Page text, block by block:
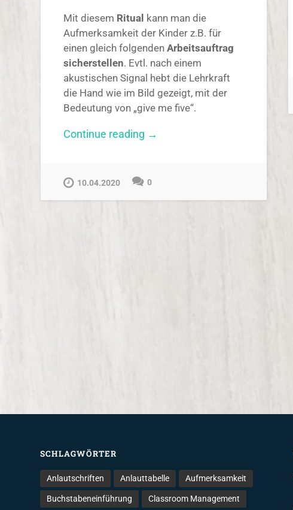
Mit diesem Ritual kann man die
Aufmerksamkeit der Kinder z.B. für
einen gleich folgendenArbeitsauftrag
sicherstellen. Evtl. nach einem
akustischen Signal hebt die Lehrkraft
die Hand wie im Bild gezeigt, mit der
Bedeutung von „give me five“.
Continue reading „Give
→
10.04.2020 0
SCHLAGWÖRTER
Anlautschriften Anlauttabelle Aufmerksamkeit
Buchstabeneinführung Classroom Management